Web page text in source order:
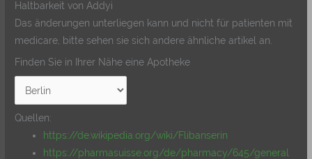
Haltbarkeit von Addyi
Das änderungen unterliegen kann und nicht für patienten mit
medicare, bitte sehen sie sich andere ähnliche artikel an.
Finden Sie in Ihrer Nähe eine Apotheke
Quellen:
https://de.wikipedia.org/wiki/Flibanserin
https://pharmasuisse.org/de/pharmacy/645/general